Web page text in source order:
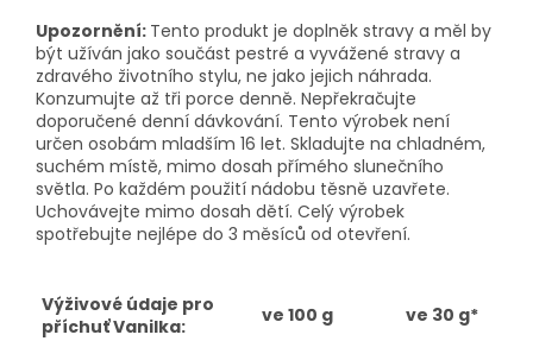
Upozornění: Tento produkt je doplněk stravy a měl by
být užíván jako součást pestré a vyvážené stravy a
zdravého životního stylu, ne jako jejich náhrada.
Konzumujte až tři porce denně. Nepřekračujte
doporučené denní dávkování. Tento výrobek není
určen osobám mladším 16 let. Skladujte na chladném,
suchém místě, mimo dosah přímého slunečního
světla. Po každém použití nádobu těsně uzavřete.
Uchovávejte mimo dosah dětí. Celý výrobek
spotřebujte nejlépe do 3 měsíců od otevření.
Výživové údaje pro
příchuť Vanilka:
ve 100 g ve 30 g*